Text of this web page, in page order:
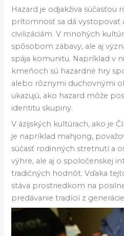
Hazard je odjakživa súčasťou
prítomnosť sa dá vystopovať
civilizáciám. V mnohých
spôsobom zábavy, ale aj
spája komunitu. Napríklad v
kmeňoch sú hazardné hry
alebo rôznymi duchovnými
ukazujú, ako hazard môže
identitu skupiny.
V ázijských kultúrach, ako je
je napríklad mahjong,
súčasť rodinných stretnutí a
výhre, ale aj o spoločenskej
tradičných hodnôt. Vďaka
stáva prostriedkom na
predávanie tradícií z